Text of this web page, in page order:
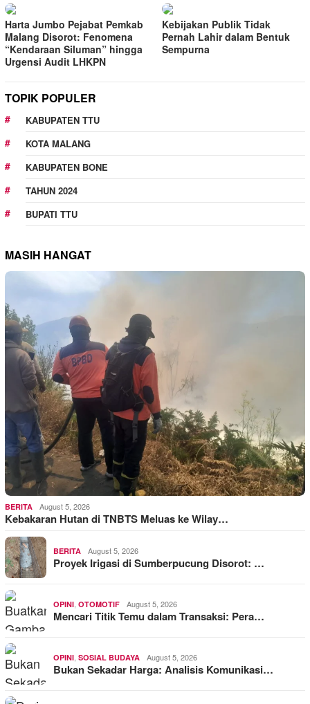
Harta Jumbo Pejabat Pemkab
Malang Disorot: Fenomena
“Kendaraan Siluman” hingga
Urgensi Audit LHKPN
Kebijakan Publik Tidak
Pernah Lahir dalam Bentuk
Sempurna
TOPIK POPULER
KABUPATEN TTU
KOTA MALANG
KABUPATEN BONE
TAHUN 2024
BUPATI TTU
MASIH HANGAT
BERITA August 5, 2026
Kebakaran Hutan di TNBTS Meluas ke Wilay…
BERITA August 5, 2026
Proyek Irigasi di Sumberpucung Disorot: …
OPINI OTOMOTIF August 5, 2026
Mencari Titik Temu dalam Transaksi: Pera…
OPINI SOSIAL BUDAYA August 5, 2026
Bukan Sekadar Harga: Analisis Komunikasi…